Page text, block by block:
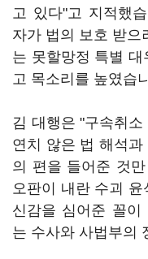
고 있다"고 지적했
자가 법의 보호 받으
는 못할망정 특별
고 목소리를 높였습
김 대행은 "구속취
연치 않은 법 해석
의 편을 들어준 것
오판이 내란 수괴
신감을 심어준 꼴
는 수사와 사법부의